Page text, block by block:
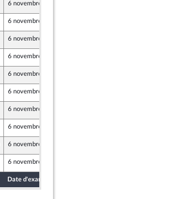
6 novembre 2024
6 novembre 2024
6 novembre 2024
6 novembre 2024
6 novembre 2024
6 novembre 2024
6 novembre 2024
6 novembre 2024
6 novembre 2024
6 novembre 2024
Date d'examen